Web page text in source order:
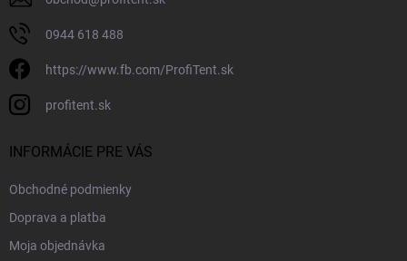
0944 618 488
https://www.fb.com/ProfiTent.sk
profitent.sk
INFORMÁCIE PRE VÁS
Obchodné podmienky
Doprava a platba
Moja objednávka